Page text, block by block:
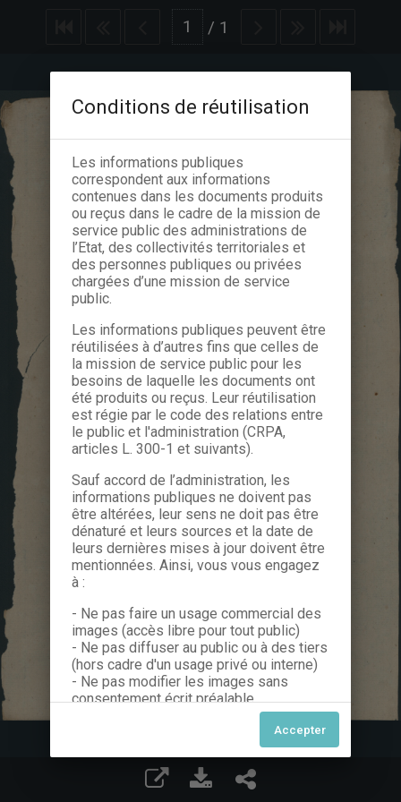
/ 1
Conditions de réutilisation
Les informations publiques
correspondent aux informations
contenues dans les documents produits
ou reçus dans le cadre de la mission de
service public des administrations de
l’Etat, des collectivités territoriales et
des personnes publiques ou privées
chargées d’une mission de service
public.
Les informations publiques peuvent être
réutilisées à d’autres fins que celles de
la mission de service public pour les
besoins de laquelle les documents ont
été produits ou reçus. Leur réutilisation
est régie par le code des relations entre
le public et l'administration (CRPA,
articles L. 300-1 et suivants).
Sauf accord de l’administration, les
informations publiques ne doivent pas
être altérées, leur sens ne doit pas être
dénaturé et leurs sources et la date de
leurs dernières mises à jour doivent être
mentionnées. Ainsi, vous vous engagez
à :
- Ne pas faire un usage commercial des
images (accès libre pour tout public)
- Ne pas diffuser au public ou à des tiers
(hors cadre d'un usage privé ou interne)
- Ne pas modifier les images sans
consentement écrit préalable
Dans le cas contraire, nous vous invitons
à nous contacter afin de solliciter le type
de Licence souhaitée parmi celles
proposées et le cas échéant, acquitter